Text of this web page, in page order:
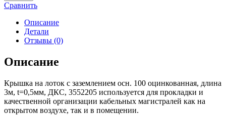
Сравнить
Описание
Детали
Отзывы (0)
Описание
Крышка на лоток с заземлением осн. 100 оцинкованная, длина
3м, t=0,5мм, ДКС, 3552205 используется для прокладки и
качественной организации кабельных магистралей как на
открытом воздухе, так и в помещении.